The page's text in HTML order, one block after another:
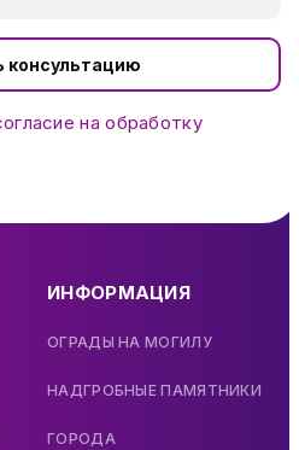
Получить консультацию
на обработку
ИНФОРМАЦИЯ
ОГРАДЫ НА МОГИЛУ
НАДГРОБНЫЕ ПАМЯТНИКИ
ГОРОДА